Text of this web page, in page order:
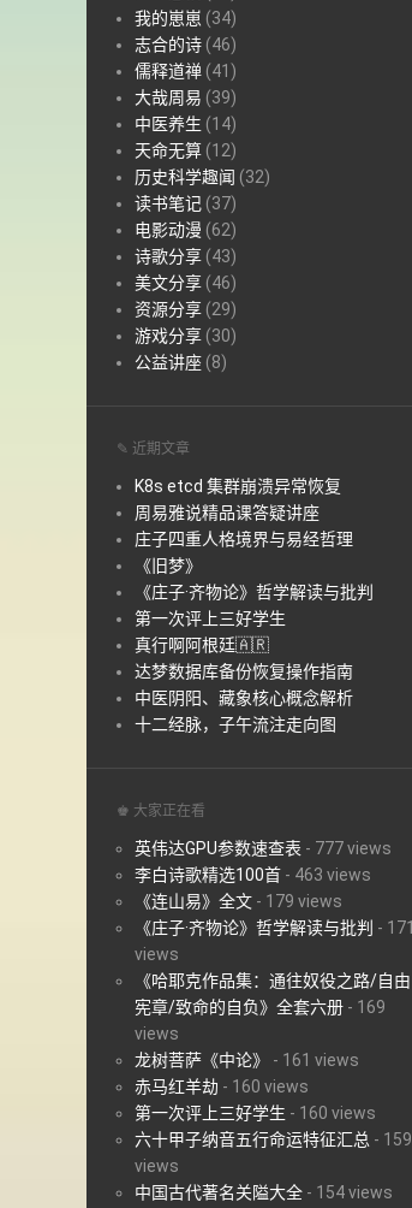
我的崽崽 (34)
志合的诗 (46)
儒释道禅 (41)
大哉周易 (39)
中医养生 (14)
天命无算 (12)
历史科学趣闻 (32)
读书笔记 (37)
电影动漫 (62)
诗歌分享 (43)
美文分享 (46)
资源分享 (29)
游戏分享 (30)
公益讲座 (8)
✎ 近期文章
K8s etcd 集群崩溃异常恢复
周易雅说精品课答疑讲座
庄子四重人格境界与易经哲理
《旧梦》
《庄子·齐物论》哲学解读与批判
第一次评上三好学生
真行啊阿根廷🇦🇷
达梦数据库备份恢复操作指南
中医阴阳、藏象核心概念解析
十二经脉，子午流注走向图
♚ 大家正在看
英伟达GPU参数速查表 - 777 views
李白诗歌精选100首 - 463 views
《连山易》全文 - 179 views
《庄子·齐物论》哲学解读与批判 - 171
views
《哈耶克作品集：通往奴役之路/自由
宪章/致命的自负》全套六册 - 169
views
龙树菩萨《中论》
- 161 views
赤马红羊劫 - 160 views
第一次评上三好学生 - 160 views
六十甲子纳音五行命运特征汇总 - 159
views
中国古代著名关隘大全 - 154 views